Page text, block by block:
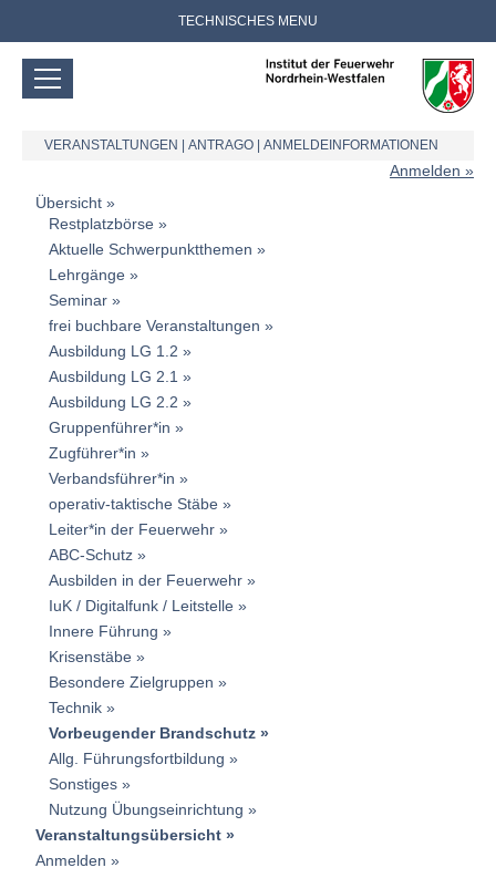
TECHNISCHES MENU
VERANSTALTUNGEN ANTRAGO ANMELDEINFORMATIONEN
Anmelden
Übersicht
Restplatzbörse
Aktuelle Schwerpunktthemen
Lehrgänge
Seminar
frei buchbare Veranstaltungen
Ausbildung LG 1.2
Ausbildung LG 2.1
Ausbildung LG 2.2
Gruppenführer*in
Zugführer*in
Verbandsführer*in
operativ-taktische Stäbe
Leiter*in der Feuerwehr
ABC-Schutz
Ausbilden in der Feuerwehr
IuK / Digitalfunk / Leitstelle
Innere Führung
Krisenstäbe
Besondere Zielgruppen
Technik
Vorbeugender Brandschutz
Allg. Führungsfortbildung
Sonstiges
Nutzung Übungseinrichtung
Veranstaltungsübersicht
Anmelden